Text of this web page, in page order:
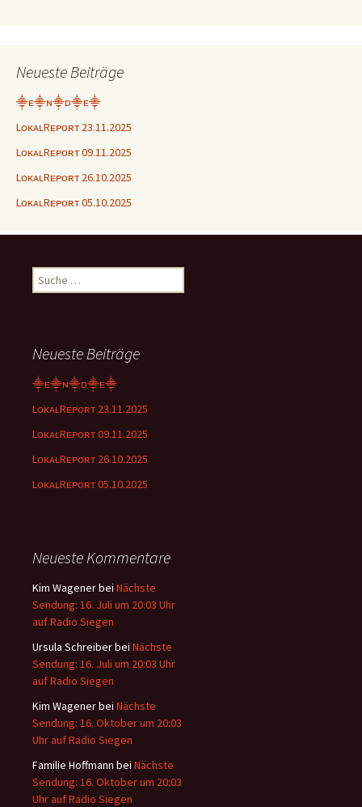
Neueste Beiträge
⸎ᴇ⸎ɴ⸎ᴅ⸎ᴇ⸎
LᴏᴋᴀʟRᴇᴘᴏʀᴛ 23.11.2025
LᴏᴋᴀʟRᴇᴘᴏʀᴛ 09.11.2025
LᴏᴋᴀʟRᴇᴘᴏʀᴛ 26.10.2025
LᴏᴋᴀʟRᴇᴘᴏʀᴛ 05.10.2025
Suche
nach:
Neueste Beiträge
⸎ᴇ⸎ɴ⸎ᴅ⸎ᴇ⸎
LᴏᴋᴀʟRᴇᴘᴏʀᴛ 23.11.2025
LᴏᴋᴀʟRᴇᴘᴏʀᴛ 09.11.2025
LᴏᴋᴀʟRᴇᴘᴏʀᴛ 26.10.2025
LᴏᴋᴀʟRᴇᴘᴏʀᴛ 05.10.2025
Neueste Kommentare
Kim Wagenerbei Nächste
Sendung: 16. Juli um 20:03 Uhr
auf Radio Siegen
Ursula Schreiberbei Nächste
Sendung: 16. Juli um 20:03 Uhr
auf Radio Siegen
Kim Wagenerbei Nächste
Sendung: 16. Oktober um 20:03
Uhr auf Radio Siegen
Familie Hoffmann bei Nächste
Sendung: 16. Oktober um 20:03
Uhr auf Radio Siegen